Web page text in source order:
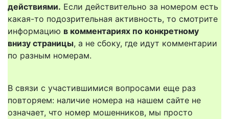
действиями. Если действительно за номером есть
какая-то подозрительная активность, то смотрите
информацию в комментариях по конкретному
внизу страницы, а не сбоку, где идут комментарии
по разным номерам.
В связи с участившимися вопросами еще раз
повторяем: наличие номера на нашем сайте не
означает, что номер мошенников, мы просто